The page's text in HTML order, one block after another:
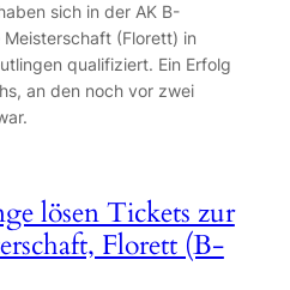
sich in der AK B-
(Florett) in
qualifiziert. Ein Erfolg
an den noch vor zwei
lösen Tickets zur
Florett (B-